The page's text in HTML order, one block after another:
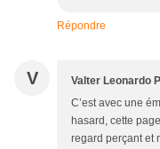
Répondre
V Valter Leonardo
C’est avec une
hasard, cette
regard perçant et